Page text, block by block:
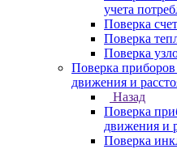
учета
Поверка
Поверка
Поверка
Поверка приборов
движения и
Назад
Поверка
движения и
Поверка